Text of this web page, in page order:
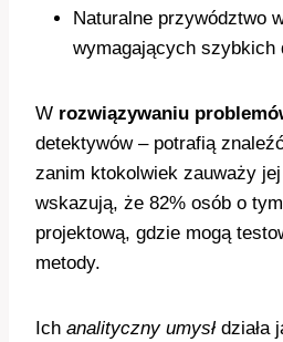
Naturalne przywództwo
wymagających szybkich
W rozwiązywaniu
detektywów – potrafią
zanim ktokolwiek zauważy
wskazują, że 82% osób o
projektową, gdzie mogą
metody.
Ich analityczny umysł działa